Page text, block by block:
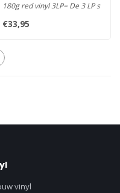
180g red vinyl 3LP= De 3 LP s
€33,95
vinyl